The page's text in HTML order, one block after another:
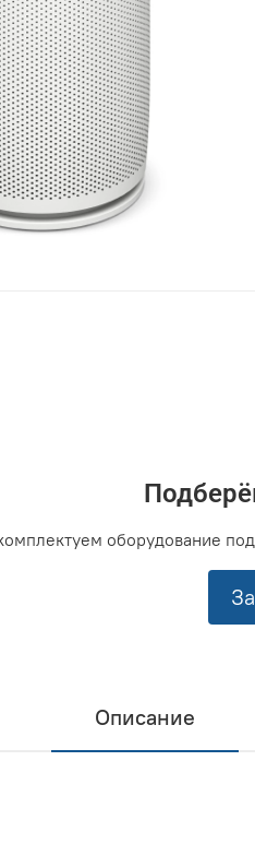
оборудование
Описание